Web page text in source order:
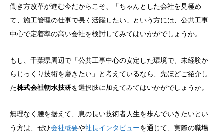
働き方改革が進む今だからこそ、「ちゃんとした会社を見極め
て、施工管理の仕事で長く活躍したい」という方には、公共工事
中心で定着率の高い会社を検討してみてはいかがでしょうか。
もし、千葉県周辺で「公共工事中心の安定した環境で、未経験か
らじっくり技術を磨きたい」と考えているなら、先ほどご紹介し
た株式会社朝水技研を選択肢に加えてみてはいかがでしょうか。
無理なく腰を据えて、息の長い技術者人生を歩んでいきたいとい
う方は、ぜひ会社概要や社長インタビューを通じて、実際の職場